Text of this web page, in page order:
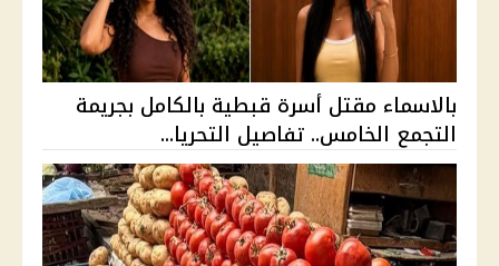
بالاسماء مقتل أسرة قبطية بالكامل بجريمة
التجمع الخامس.. تفاصيل التحريا...